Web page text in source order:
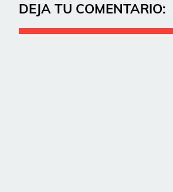
DEJA TU COMENTARIO: